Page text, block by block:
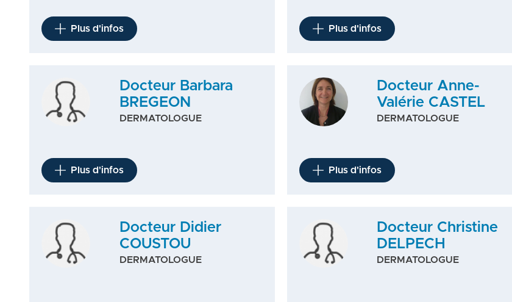
Plus d'infos Plus d'infos
Docteur Barbara
BREGEON
DERMATOLOGUE
Plus d'infos
Docteur Anne-
Valérie CASTEL
DERMATOLOGUE
Plus d'infos
Docteur Didier
COUSTOU
DERMATOLOGUE
Docteur Christine
DELPECH
DERMATOLOGUE